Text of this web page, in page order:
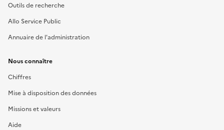
Outils de recherche
Allo Service Public
Annuaire de l'administration
Nous connaître
Chiffres
Mise à disposition des données
Missions et valeurs
Aide